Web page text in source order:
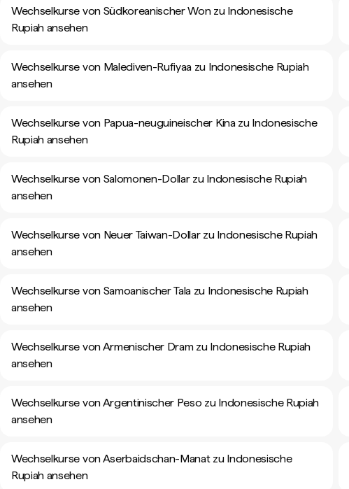
Wechselkurse von Südkoreanischer Won zu Indonesische
Rupiah ansehen
Wechselkurse von Malediven-Rufiyaa zu Indonesische Rupiah
ansehen
Wechselkurse von Papua-neuguineischer Kina zu Indonesische
Rupiah ansehen
Wechselkurse von Salomonen-Dollar zu Indonesische Rupiah
ansehen
Wechselkurse von Neuer Taiwan-Dollar zu Indonesische Rupiah
ansehen
Wechselkurse von Samoanischer Tala zu Indonesische Rupiah
ansehen
Wechselkurse von Armenischer Dram zu Indonesische Rupiah
ansehen
Wechselkurse von Argentinischer Peso zu Indonesische Rupiah
ansehen
Wechselkurse von Aserbaidschan-Manat zu Indonesische
Rupiah ansehen